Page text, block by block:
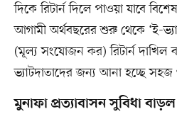
দিকে রিটার্ন দিলে পাওয়া যাবে
আগামী অর্থবছরের শুরু থেকে ‘ই-
(মূল্য সংযোজন কর) রিটার্ন দাখিল
ভ্যাটদাতাদের জন্য আনা হচ্ছে সহজ
মুনাফা প্রত্যাবাসন সুবিধা বাড়ল